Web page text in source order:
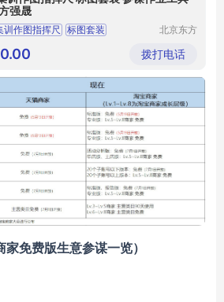
强晟
训作图指挥尺
标图套装
业工具包
北京东方
有限公司
拨打电话
家免费版生意参谋一览）